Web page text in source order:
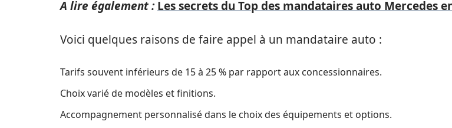
A lire également : Les secrets du Top des mandataires auto Mercedes
Voici quelques raisons de faire appel à un mandataire auto :
Tarifs souvent inférieurs de 15 à 25 % par rapport aux concessionnaires.
Choix varié de modèles et finitions.
Accompagnement personnalisé dans le choix des équipements et options.